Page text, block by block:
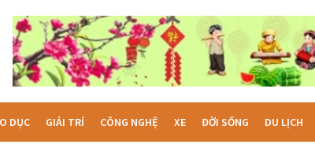
DỤC GIẢI TRÍ CÔNG NGHỆ XE ĐỜI SỐNG DU LỊCH